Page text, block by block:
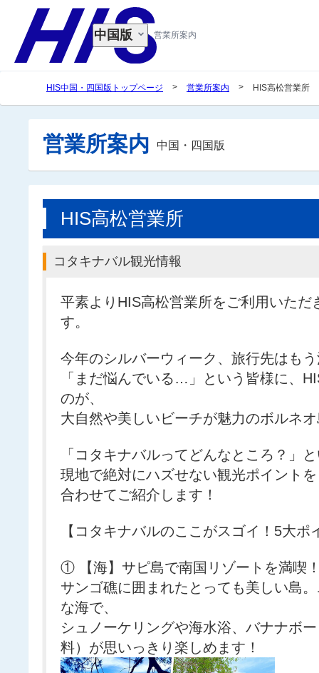
営業所案内
中国版
HIS中国・四国版トップページ > 営業所案内 > HIS高松営業所
営業所案内 中国・四国版
HIS高松営業所
コタキナバル観光情報
平素よりHIS高松営業所をご利用いた
す。
今年のシルバーウィーク、旅行先はも
「まだ悩んでいる…」という皆様に、
のが、
大自然や美しいビーチが魅力のボルネ
「コタキナバルってどんなところ？」
現地で絶対にハズせない観光ポイント
合わせてご紹介します！
【コタキナバルのここがスゴイ！5大ポ
① 【海】サピ島で南国リゾートを満喫
サンゴ礁に囲まれたとっても美しい島
な海で、
シュノーケリングや海水浴、バナナボ
料）が思いっきり楽しめます！